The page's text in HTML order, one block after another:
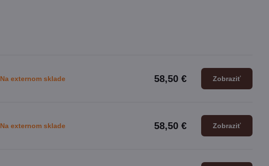
Na externom sklade 58,50 € Zobraziť
Na externom sklade 58,50 € Zobraziť